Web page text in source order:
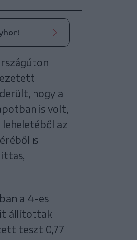
hogy a
is volt,
az
is
a 4-es
állítottak
teszt 0,77